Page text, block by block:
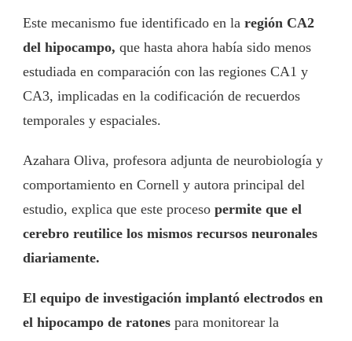
Este mecanismo fue identificado en la región CA2
del hipocampo, que hasta ahora había sido menos
estudiada en comparación con las regiones CA1 y
CA3, implicadas en la codificación de recuerdos
temporales y espaciales.
Azahara Oliva, profesora adjunta de neurobiología y
comportamiento en Cornell y autora principal del
estudio, explica que este proceso permite que el
cerebro reutilice los mismos recursos neuronales
diariamente.
El equipo de investigación implantó electrodos en
el hipocampo de ratones para monitorear la